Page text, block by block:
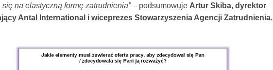
na elastyczną formę zatrudnienia”– podsumowuje Artur Skiba, dyrektor
Antal International i wiceprezes Stowarzyszenia Agencji Zatrudnienia.